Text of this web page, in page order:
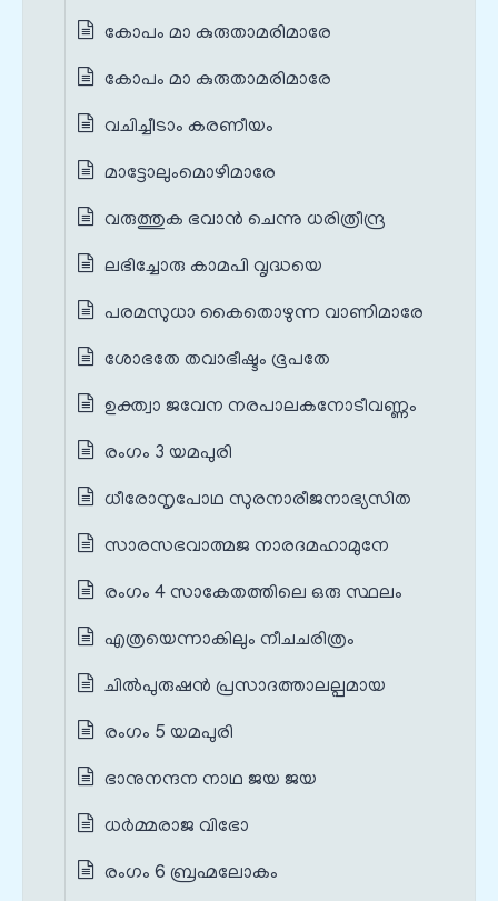
കോപം മാ കുരുതാമരിമാരേ
കോപം മാ കുരുതാമരിമാരേ
വചിച്ചീടാം കരണീയം
മാട്ടോലുംമൊഴിമാരേ
വരുത്തുക ഭവാന്‍ ചെന്നു ധരിത്രീന്ദ്ര
ലഭിച്ചോരു കാമപി വൃദ്ധയെ
പരമസുധാ കൈതൊഴുന്ന വാണിമാരേ
ശോഭതേ തവാഭീഷ്ടം ഭൂപതേ
ഉക്ത്വാ ജവേന നരപാലകനോടീവണ്ണം
രംഗം 3 യമപുരി
ധീരോനൃപോഥ സുരനാരീജനാഭ്യസിത
സാരസഭവാത്മജ നാരദമഹാമുനേ
രംഗം 4 സാകേതത്തിലെ ഒരു സ്ഥലം
എത്രയെന്നാകിലും നീചചരിത്രം
ചില്‍പുരുഷന്‍ പ്രസാദത്താലല്പമായ
രംഗം 5 യമപുരി
ഭാനുനന്ദന നാഥ ജയ ജയ
ധര്‍മ്മരാജ വിഭോ
രംഗം 6 ബ്രഹ്മലോകം